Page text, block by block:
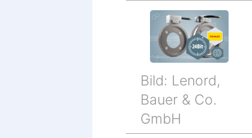
Bild: Lenord,
Bauer & Co.
GmbH